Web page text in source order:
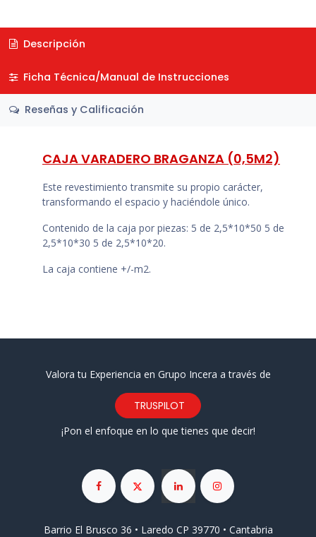
Descripción
Ficha Técnica/Manual de Instrucciones
Reseñas y Calificación
CAJA VARADERO BRAGANZA (0,5M2)
Este revestimiento transmite su propio carácter,
transformando el espacio y haciéndole único.
Contenido de la caja por piezas: 5 de 2,5*10*50 5 de
2,5*10*30 5 de 2,5*10*20.
La caja contiene +/-m2.
Valora tu Experiencia en Grupo Incera a través de
TRUSPILOT
¡Pon el enfoque en lo que tienes que decir!
Barrio El Brusco 36 • Laredo CP 39770 • Cantabria